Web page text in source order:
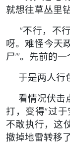
就想往草丛里钻
“不行，不
呀。难怪今天
尸’”。先前的
于是两人行
看情况伏击
打，变得“过
不敢执行，这
撤掉地雷转移了